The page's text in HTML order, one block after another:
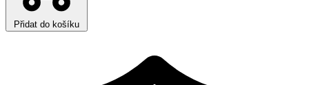
Přidat do košíku